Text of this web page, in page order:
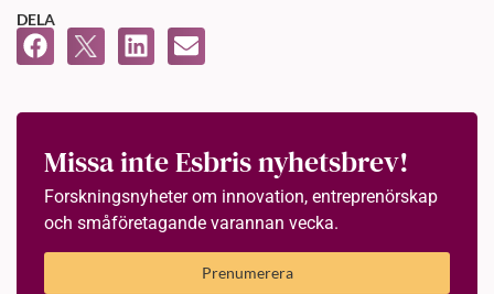
DELA
Missa inte Esbris nyhetsbrev!
Forskningsnyheter om innovation, entreprenörskap
och småföretagande varannan vecka.
Prenumerera